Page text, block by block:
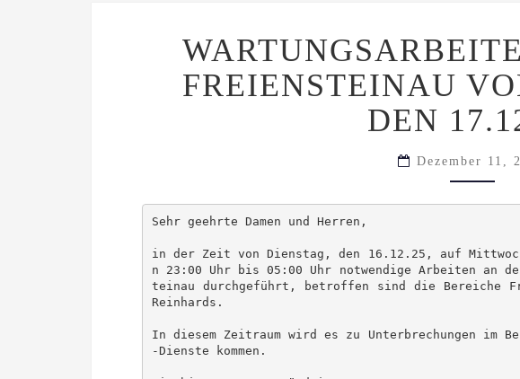
IM
VOM
AUF
FREIENSTEINAU
DEN
Dezember 11,
Sehr geehrte Damen und Herren,
in der Zeit von Dienstag, den 16.12.25, auf
n 23:00 Uhr bis 05:00 Uhr notwendige Arbeiten an
teinau durchgeführt, betroffen sind die Bereiche
Reinhards.
In diesem Zeitraum wird es zu Unterbrechungen im
-Dienste kommen.